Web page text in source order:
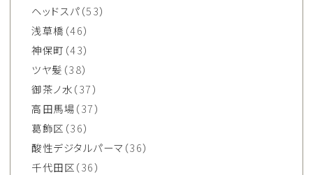
ヘッドスパ（53）
浅草橋 （46）
神保町 （43）
ツヤ髪 （38）
御茶ノ水（37）
高田馬場（37）
葛飾区 （36）
酸性デジタルパーマ （36）
千代田区（36）